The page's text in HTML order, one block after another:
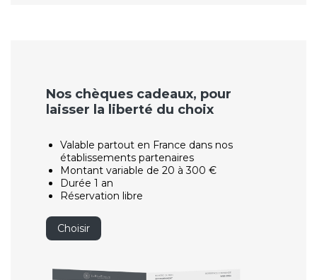
Nos chèques cadeaux, pour
laisser la liberté du choix
Valable partout en France dans nos
établissements partenaires
Montant variable de 20 à 300 €
Durée 1 an
Réservation libre
Choisir